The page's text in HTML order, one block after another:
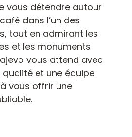
vous détendre autour
dans l’un des
tout en admirant les
et les monuments
vous attend avec
qualité et une équipe
vous offrir une